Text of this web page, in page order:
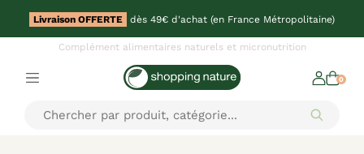
Livraison OFFERTE dès 49€ d'achat (en France Métropolitaine)
Complément alimentaires naturels et micronutrition
0